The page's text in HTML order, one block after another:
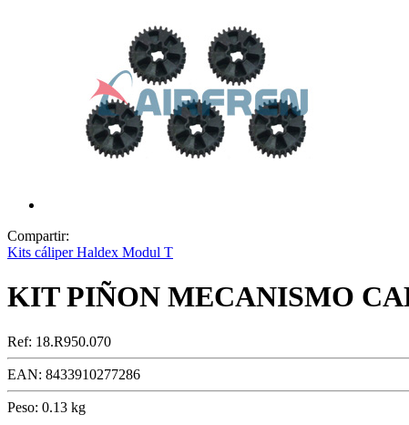
Compartir:
Kits cáliper Haldex Modul T
KIT PIÑON MECANISMO
Ref: 18.R950.070
EAN: 8433910277286
Peso: 0.13 kg